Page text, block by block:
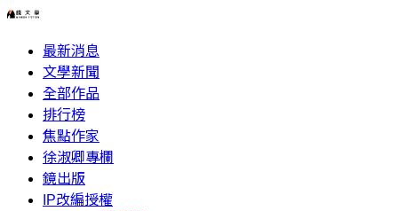
最新消息
文學新聞
全部作品
排行榜
焦點作家
徐淑卿專欄
鏡出版
IP改編授權